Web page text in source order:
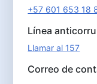
+57 601 653 18
Línea
Llamar al 157
Correo de